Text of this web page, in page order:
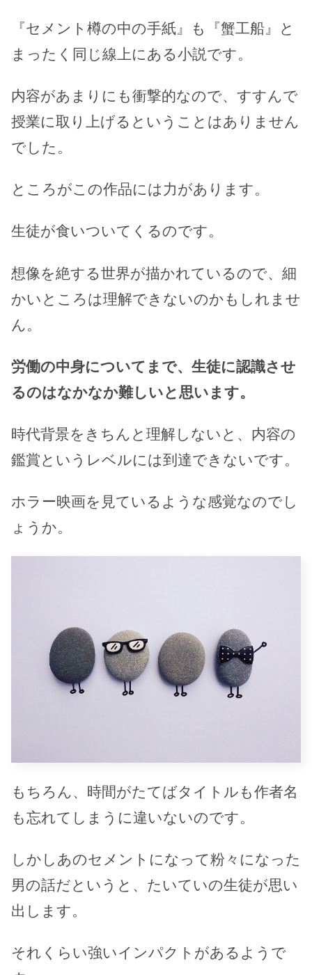
『セメント樽の中の手紙』も『蟹工船』と
まったく同じ線上にある小説です。
内容があまりにも衝撃的なので、すすんで
授業に取り上げるということはありません
でした。
ところがこの作品には力があります。
生徒が食いついてくるのです。
想像を絶する世界が描かれているので、細
かいところは理解できないのかもしれませ
ん。
労働の中身についてまで、生徒に認識させ
るのはなかなか難しいと思います。
時代背景をきちんと理解しないと、内容の
鑑賞というレベルには到達できないです。
ホラー映画を見ているような感覚なのでし
ょうか。
もちろん、時間がたてばタイトルも作者名
も忘れてしまうに違いないのです。
しかしあのセメントになって粉々になった
男の話だというと、たいていの生徒が思い
出します。
それくらい強いインパクトがあるようで